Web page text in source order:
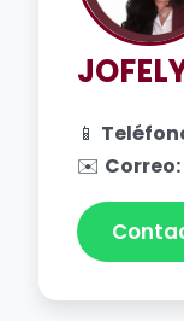
📱
✉️ Correo: